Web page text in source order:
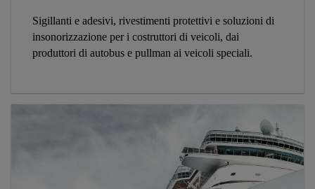
Sigillanti e adesivi, rivestimenti protettivi e soluzioni di
insonorizzazione per i costruttori di veicoli, dai
produttori di autobus e pullman ai veicoli speciali.